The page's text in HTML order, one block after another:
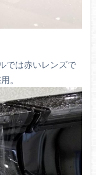
では赤いレンズで
。